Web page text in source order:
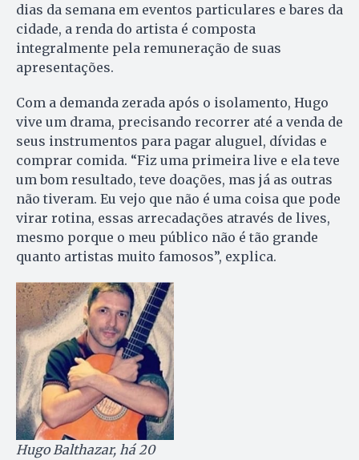
dias da semana em eventos particulares e bares da
cidade, a renda do artista é composta
integralmente pela remuneração de suas
apresentações.
Com a demanda zerada após o isolamento, Hugo
vive um drama, precisando recorrer até a venda de
seus instrumentos para pagar aluguel, dívidas e
comprar comida. “Fiz uma primeira live e ela teve
um bom resultado, teve doações, mas já as outras
não tiveram. Eu vejo que não é uma coisa que pode
virar rotina, essas arrecadações através de lives,
mesmo porque o meu público não é tão grande
quanto artistas muito famosos”, explica.
Hugo Balthazar, há 20